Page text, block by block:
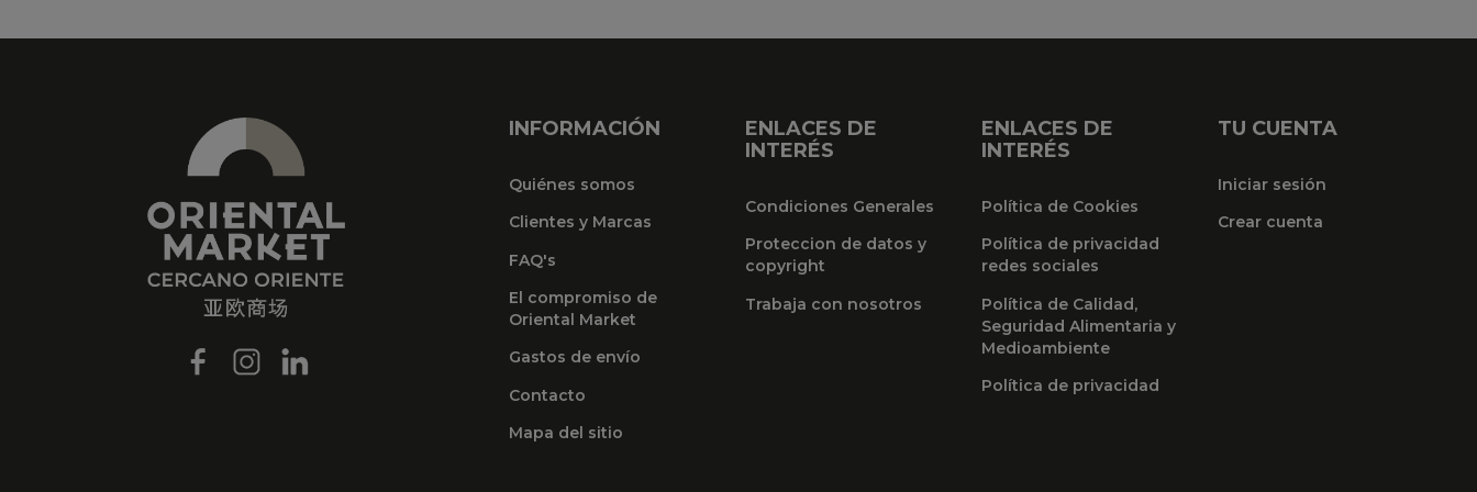
INFORMACIÓN
Quiénes somos
Clientes y Marcas
FAQ's
El compromiso de
Oriental Market
Gastos de envío
Contacto
Mapa del sitio
ENLACES DE
INTERÉS
Condiciones Generales
Proteccion de datos y
copyright
Trabaja con nosotros
ENLACES DE
INTERÉS
Política de Cookies
Política de privacidad
redes sociales
Política de Calidad,
Seguridad Alimentaria y
Medioambiente
Política de privacidad
TU CUENTA
Iniciar sesión
Crear cuenta